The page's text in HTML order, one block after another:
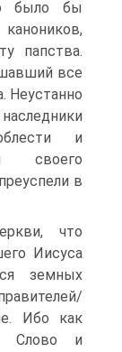
было бы
папства.
все
Неустанно
и
своего
в
что
Иисуса
земных
Ибо как
Слово и